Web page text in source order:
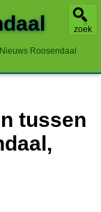
zoek
Nieuws Roosendaal
tussen